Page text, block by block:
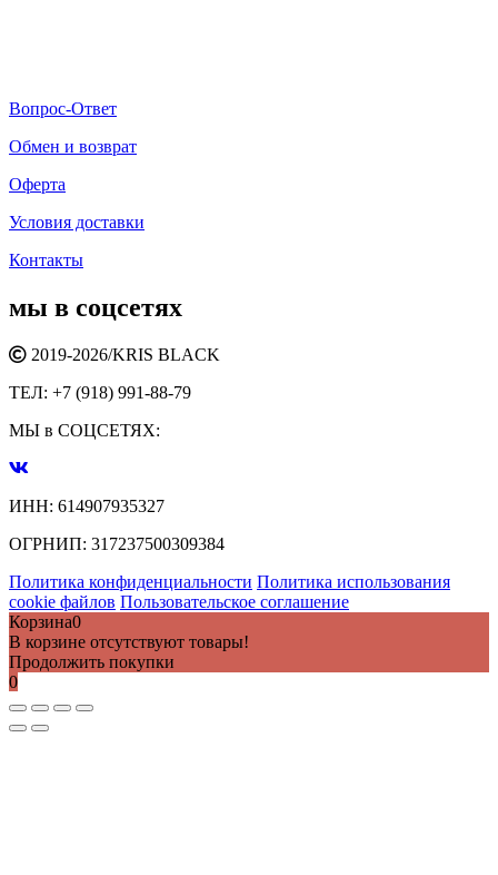
Вопрос-Ответ
Обмен и возврат
Оферта
Условия доставки
Контакты
мы в соцсетях
2019-2026/KRIS BLACK
ТЕЛ: +7 (918) 991-88-79
МЫ в СОЦСЕТЯХ:
ИНН: 614907935327
ОГРНИП: 317237500309384
Политика конфиденциальности Политика использования
cookie файлов Пользовательское соглашение
Корзина0
В корзине отсутствуют товары!
Продолжить покупки
0